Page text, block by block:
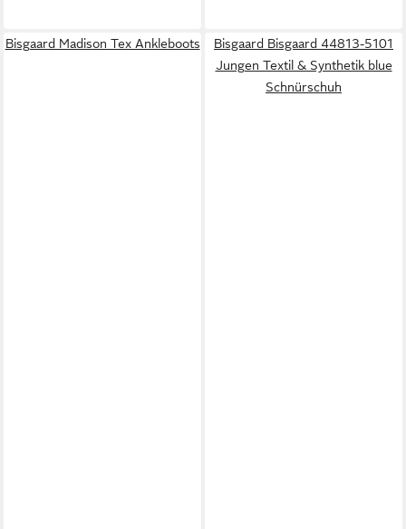
Bisgaard Madison Tex Ankleboots
Bisgaard Bisgaard 44813-5101
Jungen Textil & Synthetik blue
Schnürschuh